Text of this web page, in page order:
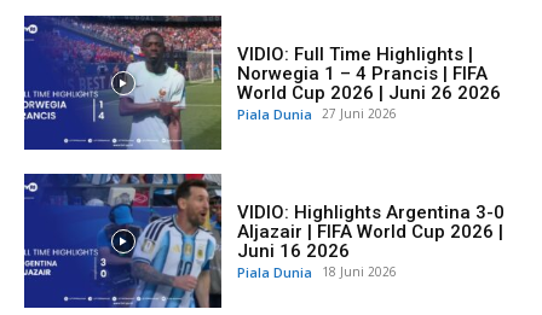
VIDIO: Full Time Highlights |
Norwegia 1 – 4 Prancis | FIFA
World Cup 2026 | Juni 26 2026
Piala Dunia 27 Juni 2026
VIDIO: Highlights Argentina 3-0
Aljazair | FIFA World Cup 2026 |
Juni 16 2026
Piala Dunia 18 Juni 2026